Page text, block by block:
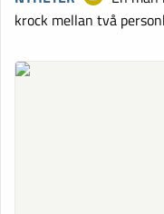
krock mellan två